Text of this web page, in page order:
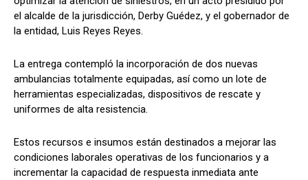
el alcalde de la jurisdicción, Derby Guédez, y el gobernador de
la entidad, Luis Reyes Reyes.
​La entrega contempló la incorporación de dos nuevas
ambulancias totalmente equipadas, así como un lote de
herramientas especializadas, dispositivos de rescate y
uniformes de alta resistencia.
Estos recursos e insumos están destinados a mejorar las
condiciones laborales operativas de los funcionarios y a
incrementar la capacidad de respuesta inmediata ante